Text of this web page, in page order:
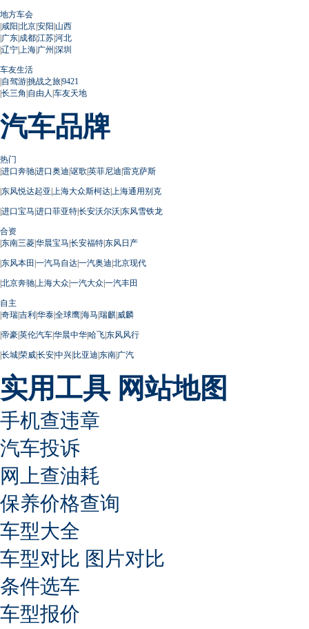
地方车会
|咸阳|北京|安阳|山西
|广东|成都|江苏|河北
|辽宁| 上海|广州 |深圳
车友生活
|自驾游|挑战之旅|9421
|长三角 |自由人 |车友天地
汽车品牌
热门
|进口奔驰|进口奥迪|讴歌|英菲尼迪|雷克萨斯
|东风悦达起亚| 上海大众斯柯达| 上海通用别克
|进口宝马|进口菲亚特|长安沃尔沃|东风雪铁龙
合资
|东南三菱|华晨宝马|长安福特|东风日产
|东风本田 |一汽马自达|一汽奥迪|北京现代
|北京奔驰| 上海大众|一汽大众|一汽丰田
自主
|奇瑞|吉利|华泰|全球鹰|海马|瑞麒|威麟
|帝豪|英伦汽车|华晨中华|哈飞|东风风行
|长城|荣威|长安|中兴|比亚迪|东南|广汽
实用工具 网站地图
手机查违章
汽车投诉
网上查油耗
保养价格查询
车型大全
车型对比 图片对比
条件选车
车型报价